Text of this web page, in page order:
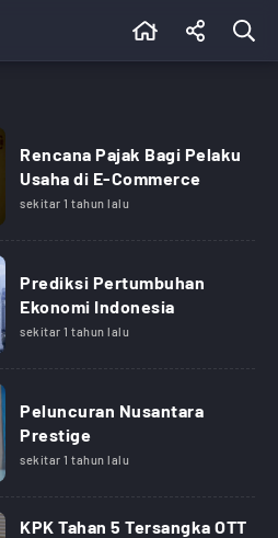
Rencana Pajak Bagi Pelaku
Usaha di E-Commerce
sekitar 1 tahun lalu
Prediksi Pertumbuhan
Ekonomi Indonesia
sekitar 1 tahun lalu
Peluncuran Nusantara
Prestige
sekitar 1 tahun lalu
KPK Tahan 5 Tersangka OTT